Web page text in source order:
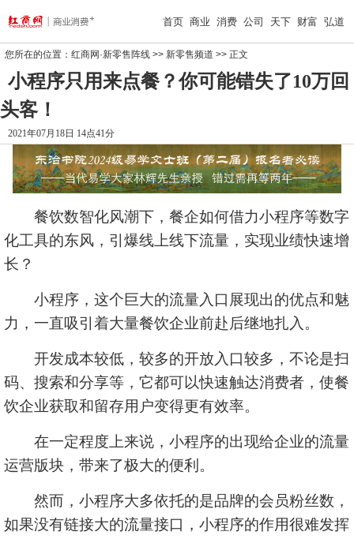
首页 商业 消费 公司 天下 财富 弘道
您所在的位置： 红商网·新零售阵线 >> 新零售频道 >> 正文
小程序只用来点餐？你可能错失了10万回
头客！
2021年07月18日 14点41分
餐饮数智化风潮下，餐企如何借力小程序等数字
化工具的东风，引爆线上线下流量，实现业绩快速增
长？
小程序，这个巨大的流量入口展现出的优点和魅
力，一直吸引着大量餐饮企业前赴后继地扎入。
开发成本较低，较多的开放入口较多，不论是扫
码、搜索和分享等，它都可以快速触达消费者，使餐
饮企业获取和留存用户变得更有效率。
在一定程度上来说，小程序的出现给企业的流量
运营版块，带来了极大的便利。
然而，小程序大多依托的是品牌的会员粉丝数，
如果没有链接大的流量接口，小程序的作用很难发挥